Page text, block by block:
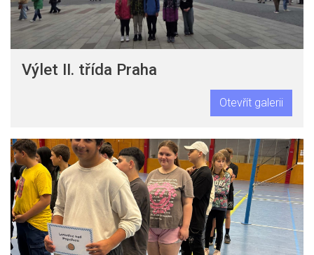
Výlet II. třída Praha
Otevřít galerii